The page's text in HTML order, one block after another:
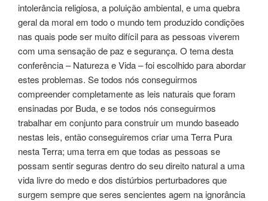
intolerância religiosa, a poluição ambiental, e uma quebra
geral da moral em todo o mundo tem produzido condições
nas quais pode ser muito difícil para as pessoas viverem
com uma sensação de paz e segurança. O tema desta
conferência – Natureza e Vida – foi escolhido para abordar
estes problemas. Se todos nós conseguirmos
compreender completamente as leis naturais que foram
ensinadas por Buda, e se todos nós conseguirmos
trabalhar em conjunto para construir um mundo baseado
nestas leis, então conseguiremos criar uma Terra Pura
nesta Terra; uma terra em que todas as pessoas se
possam sentir seguras dentro do seu direito natural a uma
vida livre do medo e dos distúrbios perturbadores que
surgem sempre que seres sencientes agem na ignorância